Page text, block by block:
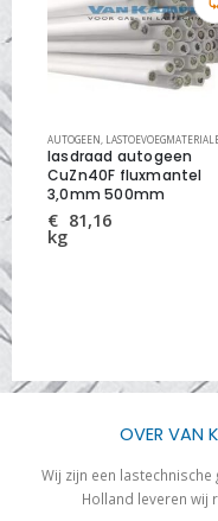
,LASTOEVOEGMATERIALEN
AUTOGEEN
lasdraad autogeen
CuZn40F fluxmantel
3,0mm 500mm
€ 81,16
kg
OVER VAN
Wij zijn een
Holland leveren wij